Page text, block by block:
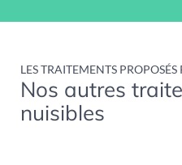
LES TRAITEMENTS
Nos autres
nuisibles